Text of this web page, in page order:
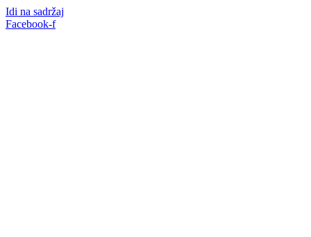
Idi na sadržaj
Facebook-f